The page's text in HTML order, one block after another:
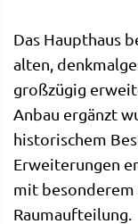
Das Haupthaus
alten,
großzügig
Anbau ergänzt
historischem
Erweiterungen
mit
Raumaufteilung.